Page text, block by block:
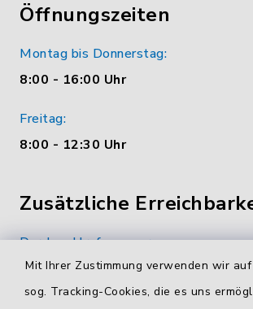
Mit Ihrer Zustimmung verwenden wir
sog. Tracking-Cookies, die es uns
Öffnungszeiten
Montag bis Donnerstag:
8:00 - 16:00 Uhr
Freitag:
8:00 - 12:30 Uhr
Zusätzliche
Durchwahlrufnummern
Die Durchwahlrufnummern unserer
und Mitarbeiter finden Siehier.